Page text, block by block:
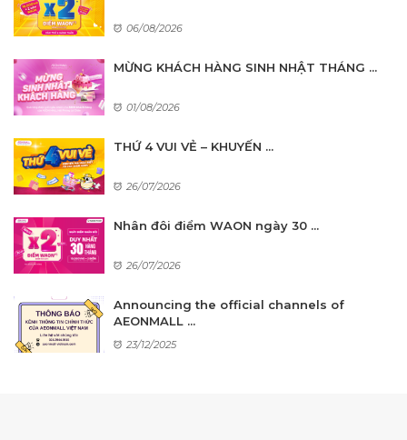
06/08/2026
MỪNG KHÁCH HÀNG SINH NHẬT THÁNG ...
01/08/2026
THỨ 4 VUI VẺ – KHUYẾN ...
26/07/2026
Nhân đôi điểm WAON ngày 30 ...
26/07/2026
Announcing the official channels of
AEONMALL ...
23/12/2025